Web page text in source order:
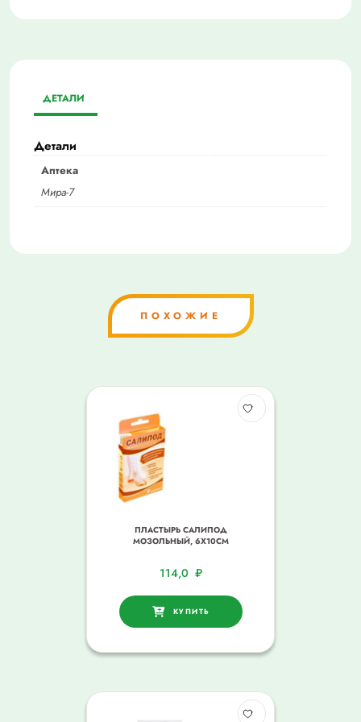
ДЕТАЛИ
Детали
Аптека
Мира-7
ПОХОЖИЕ
ПЛАСТЫРЬ САЛИПОД
МОЗОЛЬНЫЙ, 6Х10СМ
114,0 ₽
КУПИТЬ